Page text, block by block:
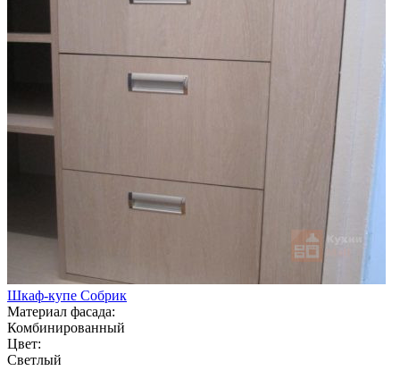
Шкаф-купе Собрик
Материал фасада:
Комбинированный
Цвет:
Светлый